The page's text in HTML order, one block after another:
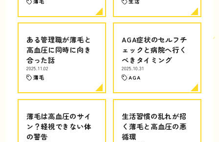
ある管理職が薄毛と
高血圧に同時に向き
合った話
2025.11.02
薄毛
AGA症状のセルフチ
ェックと病院へ行く
べきタイミング
2025.10.31
AGA
薄毛は高血圧のサイ
ン？軽視できない体
の警告
生活習慣の乱れが招
く薄毛と高血圧の悪
循環